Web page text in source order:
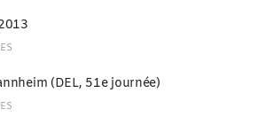
(DEL, 51e journée)